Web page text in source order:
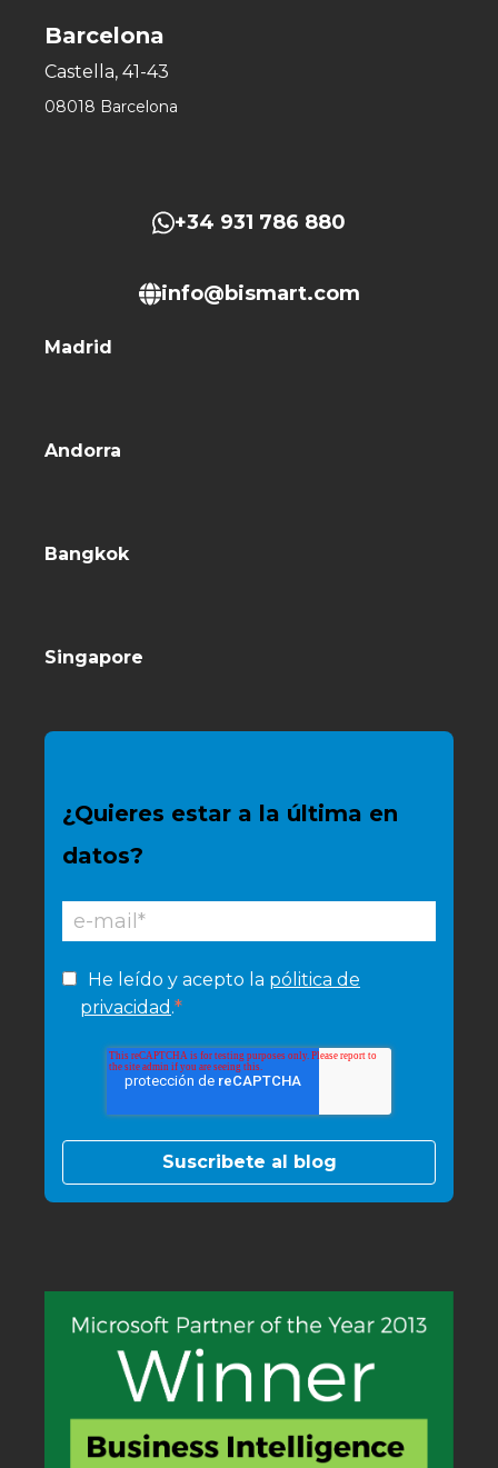
Barcelona
Castella, 41-43
08018 Barcelona
+34 931 786 880
info@bismart.com
Madrid
Andorra
Bangkok
Singapore
¿Quieres estar a la última en
datos?
He leído y acepto la pólitica de
privacidad .*